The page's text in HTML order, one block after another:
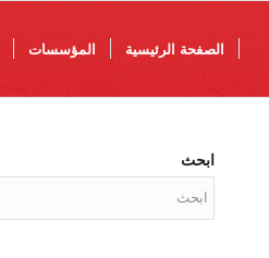
الصفحة الرئيسية المؤسسات
ابحث